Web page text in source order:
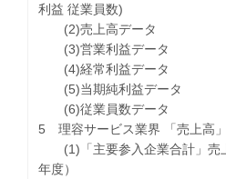
利益 従業員数)
(2)売上高データ
(3)営業利益データ
(4)経常利益データ
(5)当期純利益データ
(6)従業員数データ
5 理容サービス業界 「売上高
(1)「主要参入企業合計」売
年度）